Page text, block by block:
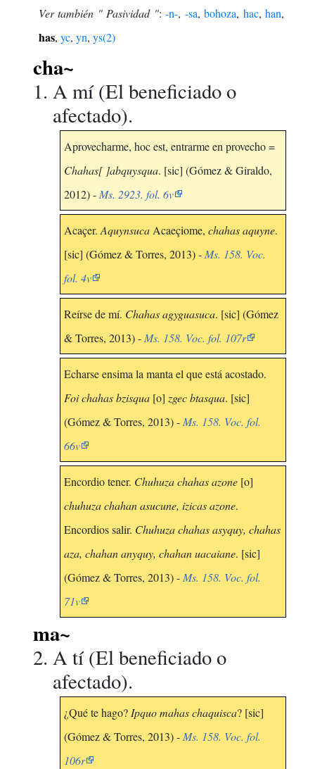
Ver también " Pasividad ":-n-, -sa,bohoza, hac,han,
has, yc, yn, ys(2)
cha~
A mí (El beneficiado o
afectado).
Aprovecharme, hoc est, entrarme en provecho =
Chahas[ ]abquysqua. [sic] (Gómez & Giraldo,
2012) - Ms. 2923. fol. 6v
Acaçer. Aquynsuca Acaeçiome, chahas aquyne.
[sic] (Gómez & Torres, 2013) - Ms. 158. Voc.
fol. 4v
Reírse de mí. Chahas agyguasuca. [sic] (Gómez
& Torres, 2013) - Ms. 158. Voc. fol. 107r
Echarse ensima la manta el que está acostado.
Foi chahas bzisqua [o] zgec btasqua. [sic]
(Gómez & Torres, 2013) - Ms. 158. Voc. fol.
66v
Encordio tener. Chuhuza chahas azone [o]
chuhuza chahan asucune, izicas azone.
Encordios salir. Chuhuza chahas asyquy, chahas
aza, chahan anyquy, chahan uacaiane. [sic]
(Gómez & Torres, 2013) - Ms. 158. Voc. fol.
71v
ma~
A tí (El beneficiado o
afectado).
¿Qué te hago? Ipquo mahas chaquisca? [sic]
(Gómez & Torres, 2013) - Ms. 158. Voc. fol.
106r